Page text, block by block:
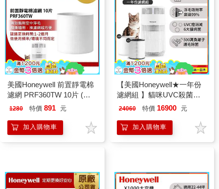
美國Honeywell 前置靜電棉
濾網 PRF360TW 10片 (適
用HPA360WTW 喵淨機)
1280 特價 891 元
加入購物車
【美國Honeywell★一年份
濾網組 】貓咪UVC殺菌抗
敏空氣清淨機
24060 特價 16900 元
加入購物車